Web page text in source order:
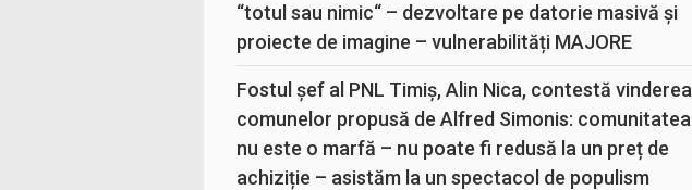
“totul sau nimic“ – dezvoltare pe datorie masivă și
proiecte de imagine – vulnerabilități MAJORE
Fostul șef al PNL Timiș, Alin Nica, contestă vinderea
comunelor propusă de Alfred Simonis: comunitatea
nu este o marfă – nu poate fi redusă la un preț de
achiziție – asistăm la un spectacol de populism